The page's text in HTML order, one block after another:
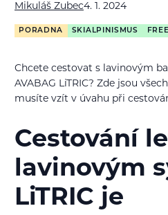
Mikuláš Zubec4. 1. 2024
PORADNA SKIALPINISMUS
Chcete cestovat s lavinovým
AVABAG LiTRIC? Zde jsou
musíte vzít v úvahu při
Cestování
lavinovým
LiTRIC je